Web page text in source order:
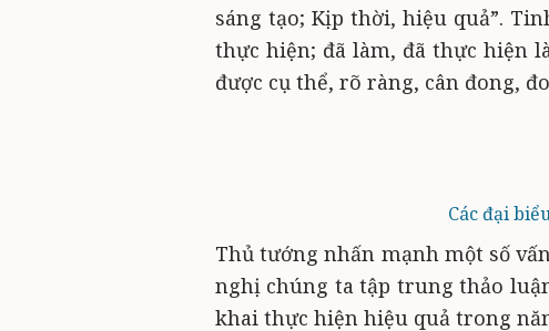
sáng tạo; Kịp thời, hiệu quả”.
thực hiện; đã làm, đã thực hiện
được cụ thể, rõ ràng, cân đong,
Các đại
Thủ tướng nhấn mạnh một số
nghị chúng ta tập trung thảo
khai thực hiện hiệu quả trong